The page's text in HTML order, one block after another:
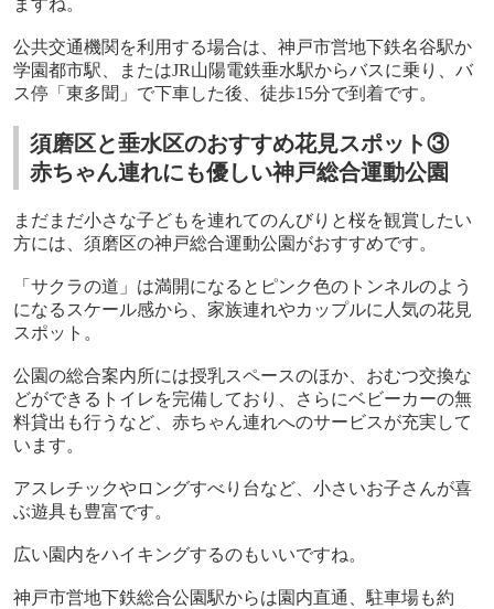
ますね。
公共交通機関を利用する場合は、神戸市営地下鉄名谷駅か
学園都市駅、またはJR山陽電鉄垂水駅からバスに乗り、バ
ス停「東多聞」で下車した後、徒歩15分で到着です。
須磨区と垂水区のおすすめ花見スポット③
赤ちゃん連れにも優しい神戸総合運動公園
まだまだ小さな子どもを連れてのんびりと桜を観賞したい
方には、須磨区の神戸総合運動公園がおすすめです。
「サクラの道」は満開になるとピンク色のトンネルのよう
になるスケール感から、家族連れやカップルに人気の花見
スポット。
公園の総合案内所には授乳スペースのほか、おむつ交換な
どができるトイレを完備しており、さらにベビーカーの無
料貸出も行うなど、赤ちゃん連れへのサービスが充実して
います。
アスレチックやロングすべり台など、小さいお子さんが喜
ぶ遊具も豊富です。
広い園内をハイキングするのもいいですね。
神戸市営地下鉄総合公園駅からは園内直通、駐車場も約